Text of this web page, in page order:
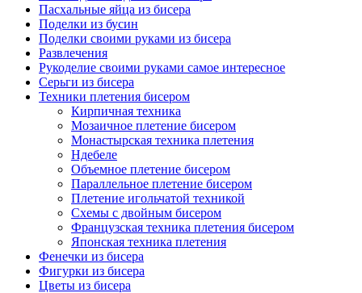
Пасхальные яйца из бисера
Поделки из бусин
Поделки своими руками из бисера
Развлечения
Рукоделие своими руками самое интересное
Серьги из бисера
Техники плетения бисером
Кирпичная техника
Мозаичное плетение бисером
Монастырская техника плетения
Ндебеле
Объемное плетение бисером
Параллельное плетение бисером
Плетение игольчатой техникой
Схемы с двойным бисером
Французская техника плетения бисером
Японская техника плетения
Фенечки из бисера
Фигурки из бисера
Цветы из бисера